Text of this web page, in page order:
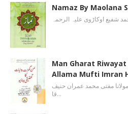
Namaz By Maolana
Man Gharat
Allama Mufti Imran
مفتی محمد عمران حنیف
قا…